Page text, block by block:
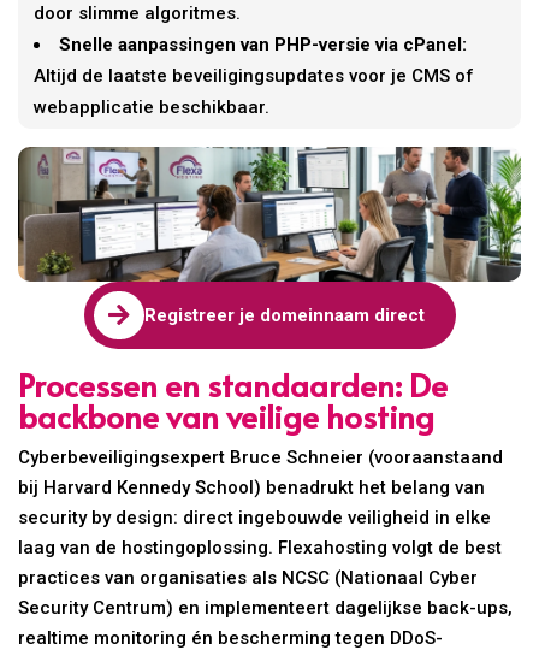
door slimme algoritmes.
Snelle aanpassingen van PHP-versie via cPanel:
Altijd de laatste beveiligingsupdates voor je CMS of
webapplicatie beschikbaar.
 Registreer je domeinnaam direct
Processen en standaarden: De
backbone van veilige hosting
Cyberbeveiligingsexpert Bruce Schneier (vooraanstaand
bij Harvard Kennedy School) benadrukt het belang van
security by design: direct ingebouwde veiligheid in elke
laag van de hostingoplossing. Flexahosting volgt de best
practices van organisaties als NCSC (Nationaal Cyber
Security Centrum) en implementeert dagelijkse back-ups,
realtime monitoring én bescherming tegen DDoS-